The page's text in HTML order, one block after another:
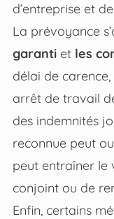
d’entreprise et
La prévoyance
garantiet les
délai de carence,
arrêt de travail
des indemnités
reconnue peut
peut entraîner le
conjoint ou de
Enfin, certains